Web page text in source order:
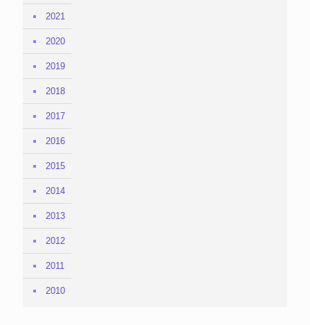
2021
2020
2019
2018
2017
2016
2015
2014
2013
2012
2011
2010